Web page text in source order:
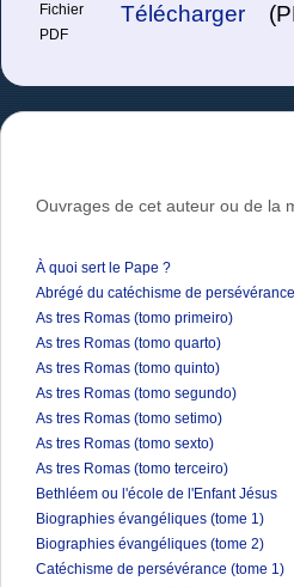
Fichier
PDF
Télécharger
Ouvrages de cet auteur ou de la
À quoi sert le Pape ?
Abrégé du catéchisme de persévérance
As tres Romas (tomo primeiro)
As tres Romas (tomo quarto)
As tres Romas (tomo quinto)
As tres Romas (tomo segundo)
As tres Romas (tomo setimo)
As tres Romas (tomo sexto)
As tres Romas (tomo terceiro)
Bethléem ou l'école de l'Enfant Jésus
Biographies évangéliques (tome 1)
Biographies évangéliques (tome 2)
Catéchisme de persévérance (tome 1)